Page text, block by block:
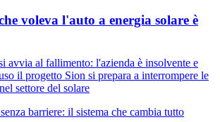
voleva l'auto a energia solare è
avvia al fallimento: l'azienda è insolvente e
il progetto Sion si prepara a interrompere le
settore del solare